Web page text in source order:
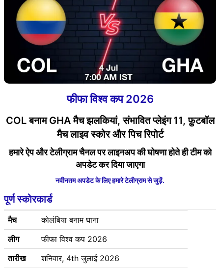
फीफा विश्व कप 2026
COL बनाम GHA मैच झलकियां, संभावित प्लेइंग 11, फ़ुटबॉल
मैच लाइव स्कोर और पिच रिपोर्ट
हमारे ऐप और टेलीग्राम चैनल पर लाइनअप की घोषणा होते ही टीम को
अपडेट कर दिया जाएगा
नवीनतम अपडेट के लिए हमारे टेलीग्राम से जुड़ें.
पूर्ण स्कोरकार्ड
मैच
कोलंबिया बनाम घाना
लीग
फीफा विश्व कप 2026
तारीख
शनिवार, 4th जुलाई 2026